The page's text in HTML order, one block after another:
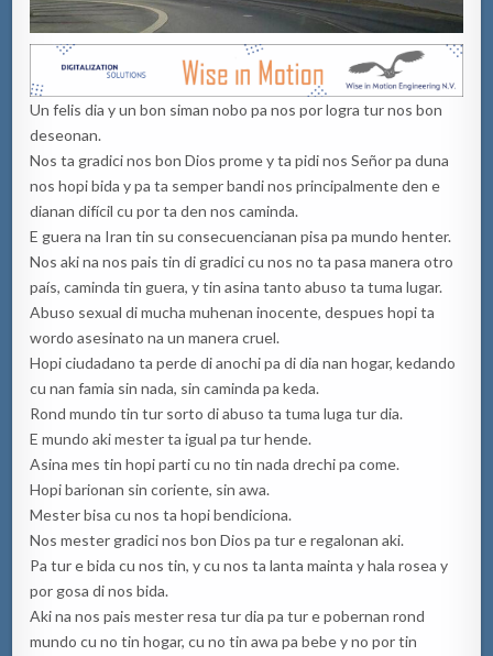
Un felis dia y un bon siman nobo pa nos por logra tur nos bon
deseonan.
Nos ta gradici nos bon Dios prome y ta pidi nos Señor pa duna
nos hopi bida y pa ta semper bandi nos principalmente den e
dianan difícil cu por ta den nos caminda.
E guera na Iran tin su consecuencianan pisa pa mundo henter.
Nos aki na nos pais tin di gradici cu nos no ta pasa manera otro
país, caminda tin guera, y tin asina tanto abuso ta tuma lugar.
Abuso sexual di mucha muhenan inocente, despues hopi ta
wordo asesinato na un manera cruel.
Hopi ciudadano ta perde di anochi pa di dia nan hogar, kedando
cu nan famia sin nada, sin caminda pa keda.
Rond mundo tin tur sorto di abuso ta tuma luga tur dia.
E mundo aki mester ta igual pa tur hende.
Asina mes tin hopi parti cu no tin nada drechi pa come.
Hopi barionan sin coriente, sin awa.
Mester bisa cu nos ta hopi bendiciona.
Nos mester gradici nos bon Dios pa tur e regalonan aki.
Pa tur e bida cu nos tin, y cu nos ta lanta mainta y hala rosea y
por gosa di nos bida.
Aki na nos pais mester resa tur dia pa tur e pobernan rond
mundo cu no tin hogar, cu no tin awa pa bebe y no por tin